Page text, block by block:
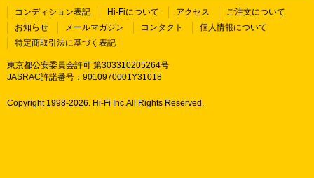
コンディション表記 Hi-Fiについて アクセス
ご注文について
お知らせ
メールマガジン コンタクト
個人情報について
特定商取引法に基づく表記
東京都公安委員会許可 第303310205264号
JASRAC許諾番号：9010970001Y31018
Copyright 1998-2026. Hi-Fi Inc.All Rights Reserved.